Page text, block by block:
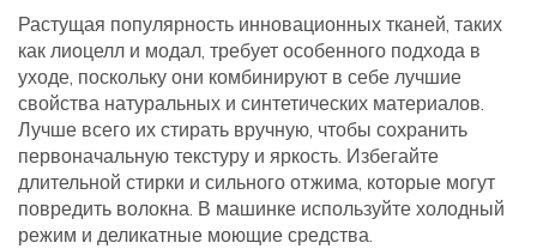
Растущая популярность инновационных тканей, таких
как лиоцелл и модал, требует особенного подхода в
уходе, поскольку они комбинируют в себе лучшие
свойства натуральных и синтетических материалов.
Лучше всего их стирать вручную, чтобы сохранить
первоначальную текстуру и яркость. Избегайте
длительной стирки и сильного отжима, которые могут
повредить волокна. В машинке используйте холодный
режим и деликатные моющие средства.